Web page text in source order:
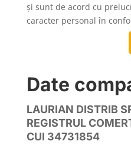
și sunt de acord cu
caracter personal în
Date
LAURIAN DISTRIB
REGISTRUL
CUI 34731854